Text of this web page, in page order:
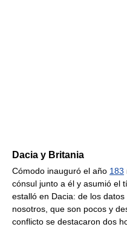
Dacia y Britania
Cómodo inauguró el año 183
cónsul junto a él y asumió el
estalló en Dacia: de los
nosotros, que son pocos y
conflicto se destacaron dos